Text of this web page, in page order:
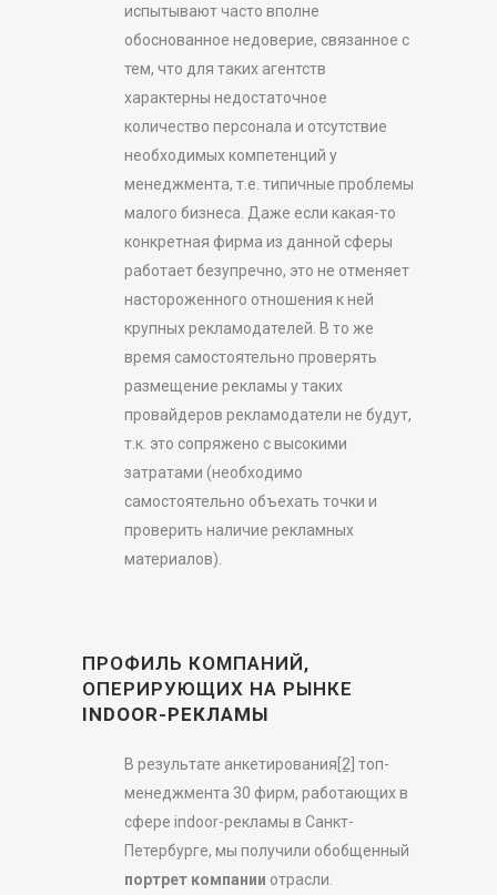
испытывают часто вполне
обоснованное недоверие, связанное с
тем, что для таких агентств
характерны недостаточное
количество персонала и отсутствие
необходимых компетенций у
менеджмента, т.е. типичные проблемы
малого бизнеса. Даже если какая-то
конкретная фирма из данной сферы
работает безупречно, это не отменяет
настороженного отношения к ней
крупных рекламодателей. В то же
время самостоятельно проверять
размещение рекламы у таких
провайдеров рекламодатели не будут,
т.к. это сопряжено с высокими
затратами (необходимо
самостоятельно объехать точки и
проверить наличие рекламных
материалов).
ПРОФИЛЬ КОМПАНИЙ,
ОПЕРИРУЮЩИХ НА РЫНКЕ
INDOOR-РЕКЛАМЫ
В результате анкетирования [2] топ-
менеджмента 30 фирм, работающих в
сфере indoor-рекламы в Санкт-
Петербурге, мы получили обобщенный
портрет компании отрасли.